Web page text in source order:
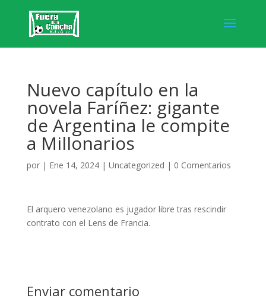
Nuevo capítulo en la
novela Faríñez: gigante
de Argentina le compite
a Millonarios
por | Ene 14, 2024| Uncategorized | 0 Comentarios
El arquero venezolano es jugador libre tras rescindir
contrato con el Lens de Francia.
Enviar comentario